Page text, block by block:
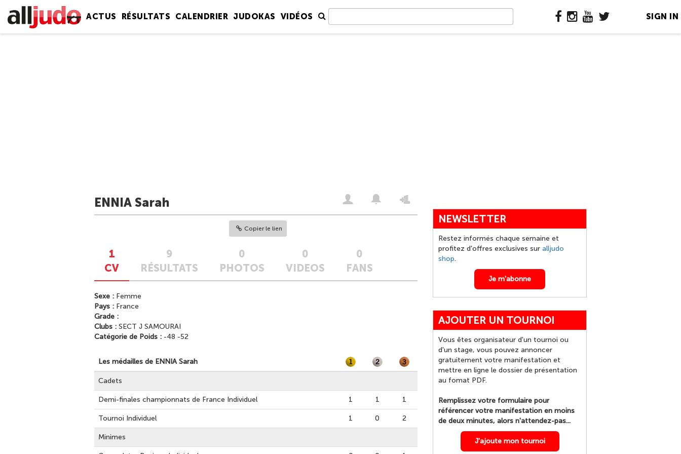
ACTUS RÉSULTATS CALENDRIER JUDOKAS VIDÉOS SIGN IN
ENNIA Sarah
Copier le lien
1
CV
9
RÉSULTATS
0
PHOTOS
0
VIDEOS
0
FANS
Sexe : Femme
Pays : France
Grade :
Clubs : SECT J SAMOURAI
Catégorie de Poids : -48 -52
Les médailles de ENNIA Sarah
Cadets
Demi-finales championnats de France Individuel 1 1 1
Tournoi Individuel 1 0 2
Minimes
NEWSLETTER
Restez informés chaque semaine et
profitez d'offres exclusives sur alljudo
shop.
Je m'abonne
AJOUTER UN TOURNOI
Vous êtes organisateur d'un tournoi ou
d'un stage, vous pouvez annoncer
gratuitement votre manifestation et
mettre en ligne le dossier de présentation
au fomat PDF.
Remplissez votre formulaire pour
référencer votre manifestation en moins
de deux minutes, alors n'attendez-pas...
J'ajoute mon tournoi